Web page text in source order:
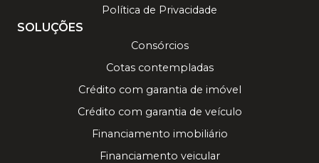
Política de Privacidade
SOLUÇÕES
Consórcios
Cotas contempladas
Crédito com garantia de imóvel
Crédito com garantia de veículo
Financiamento imobiliário
Financiamento veicular